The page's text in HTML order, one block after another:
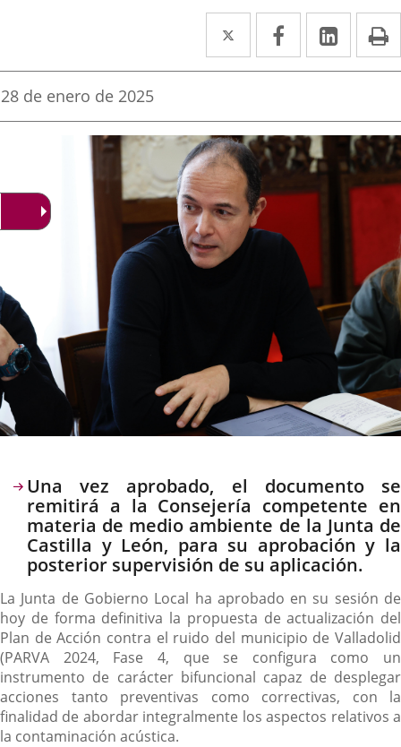
Twitter
Enlace
a
aplicación
externa.
Facebook
Enlace
a
aplicación
externa.
Enlace
a
Fecha
la
28 de enero de 2025
Descripción
Una vez aprobado, el documento se
remitirá a la Consejería competente en
materia de medio ambiente de la Junta de
Castilla y León, para su aprobación y la
posterior supervisión de su aplicación.
La Junta de Gobierno Local ha aprobado en su sesión de
hoy de forma definitiva la propuesta de actualización del
Plan de Acción contra el ruido del municipio de Valladolid
(PARVA 2024, Fase 4, que se configura como un
instrumento de carácter bifuncional capaz de desplegar
acciones tanto preventivas como correctivas, con la
finalidad de abordar integralmente los aspectos relativos a
la contaminación acústica.